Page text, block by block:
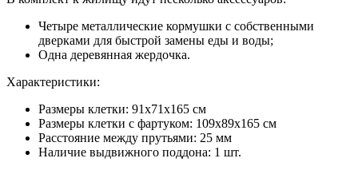
Четыре металлические кормушки с собственными
дверками для быстрой замены еды и воды;
Одна деревянная жердочка.
Характеристики:
Размеры клетки: 91x71x165 см
Размеры клетки с фартуком: 109x89x165 см
Расстояние между прутьями: 25 мм
Наличие выдвижного поддона: 1 шт.